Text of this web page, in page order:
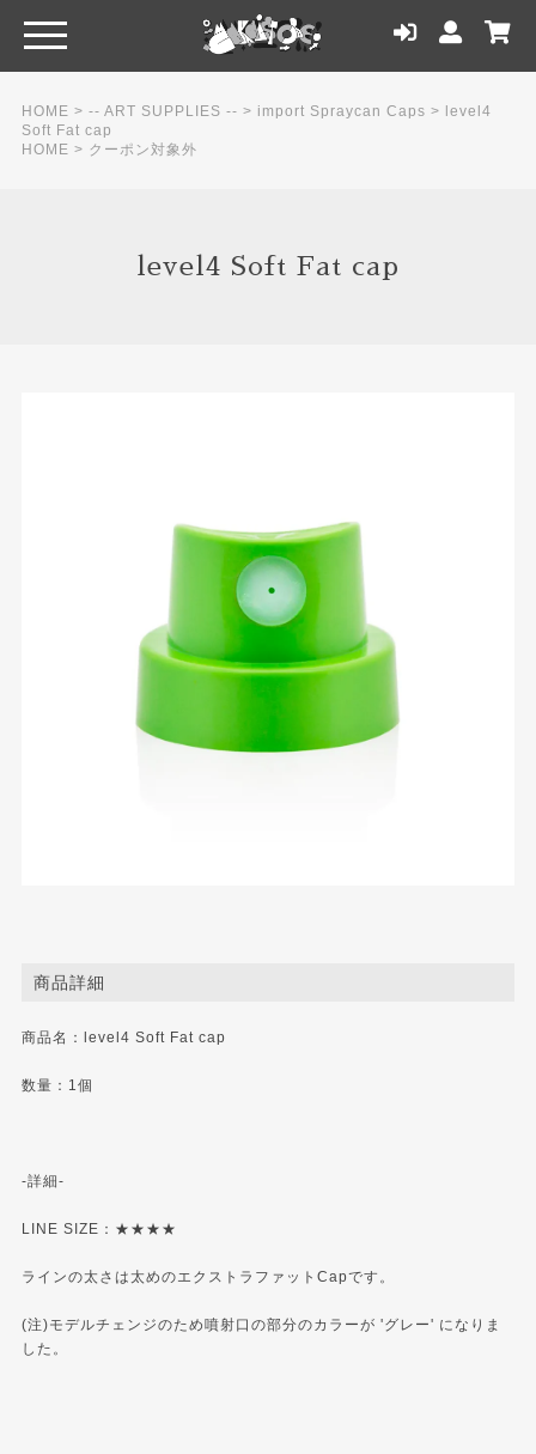
HOME > -- ART SUPPLIES -- > import Spraycan Caps >
level4
Soft Fat cap
HOME > クーポン対象外
level4 Soft Fat cap
商品詳細
商品名：level4 Soft Fat cap
数量：1個
-詳細-
LINE SIZE：★★★★
ラインの太さは太めのエクストラファットCapです。
(注)モデルチェンジのため噴射口の部分のカラーが 'グレー' になりま
した。